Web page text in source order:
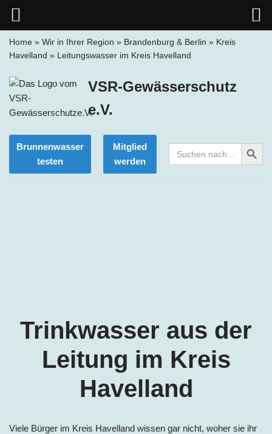
Inhalt
Home » Wir in Ihrer Region » Brandenburg & Berlin » Kreis
Havelland » Leitungswasser im Kreis Havelland
VSR-Gewässerschutz
e.V.
Brunnenwasser
testen
Mitglied
werden
Search
for:
Search Button
Trinkwasser aus der
Leitung im Kreis
Havelland
Viele Bürger im Kreis Havelland wissen gar nicht, woher sie ihr